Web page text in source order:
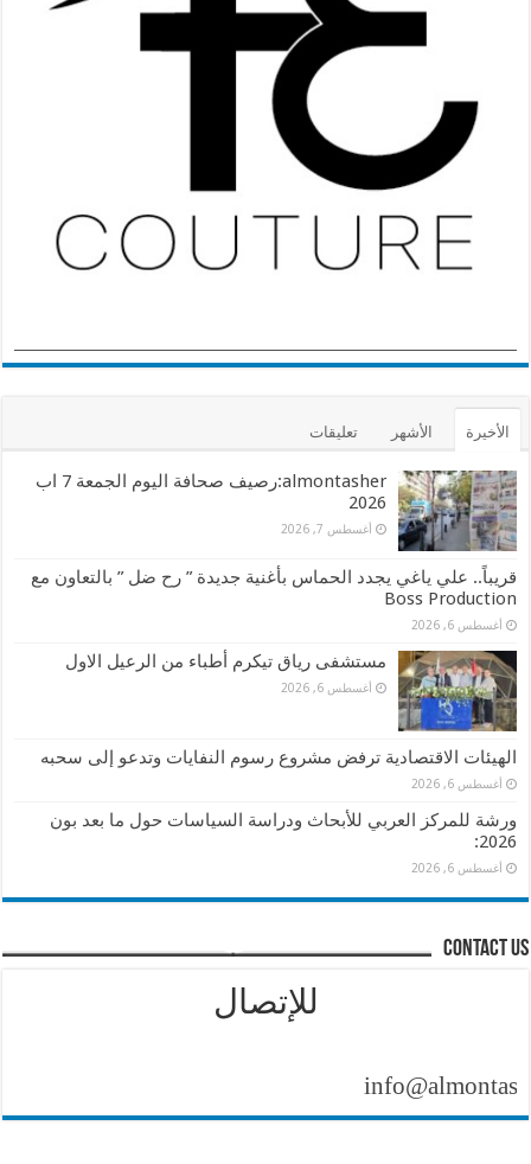
الأخيرة الأشهر تعليقات
almontasher:رصيف صحافة اليوم الجمعة 7 اب
2026
أغسطس 7, 2026
قريباً.. علي ياغي يجدد الحماس بأغنية جديدة ” رح ضل ” بالتعاون مع
Boss Production
أغسطس 6, 2026
مستشفى رياق تيكرم أطباء من الرعيل الاول
أغسطس 6, 2026
الهيئات الاقتصادية ترفض مشروع رسوم النفايات وتدعو إلى سحبه
أغسطس 6, 2026
ورشة للمركز العربي للأبحاث ودراسة السياسات حول ما بعد بون
2026:
أغسطس 6, 2026
contact us
للإتصال
info@almontasher.com